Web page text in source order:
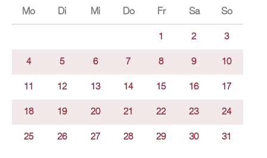
Mo Di Mi Do Fr Sa So
1 2 3
4 5 6 7 8 9 10
11 12 13 14 15 16 17
18 19 20 21 22 23 24
25 26 27 28 29 30 31